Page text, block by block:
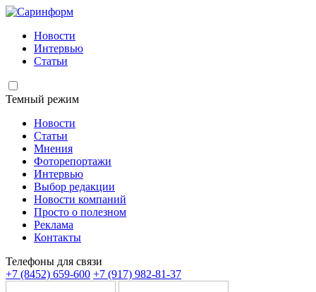
Новости
Интервью
Статьи
Темный режим
Новости
Статьи
Мнения
Фоторепортажи
Интервью
Выбор редакции
Новости компаний
Просто о полезном
Реклама
Контакты
Телефоны для связи
+7 (8452) 659-600 +7 (917) 982-81-37